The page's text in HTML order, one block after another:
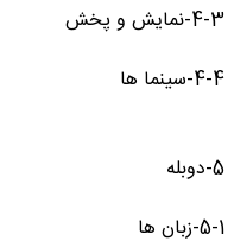
4-3-نمایش و پخش
4-4-سینما ها
5-دوبله
5-1-زبان ها